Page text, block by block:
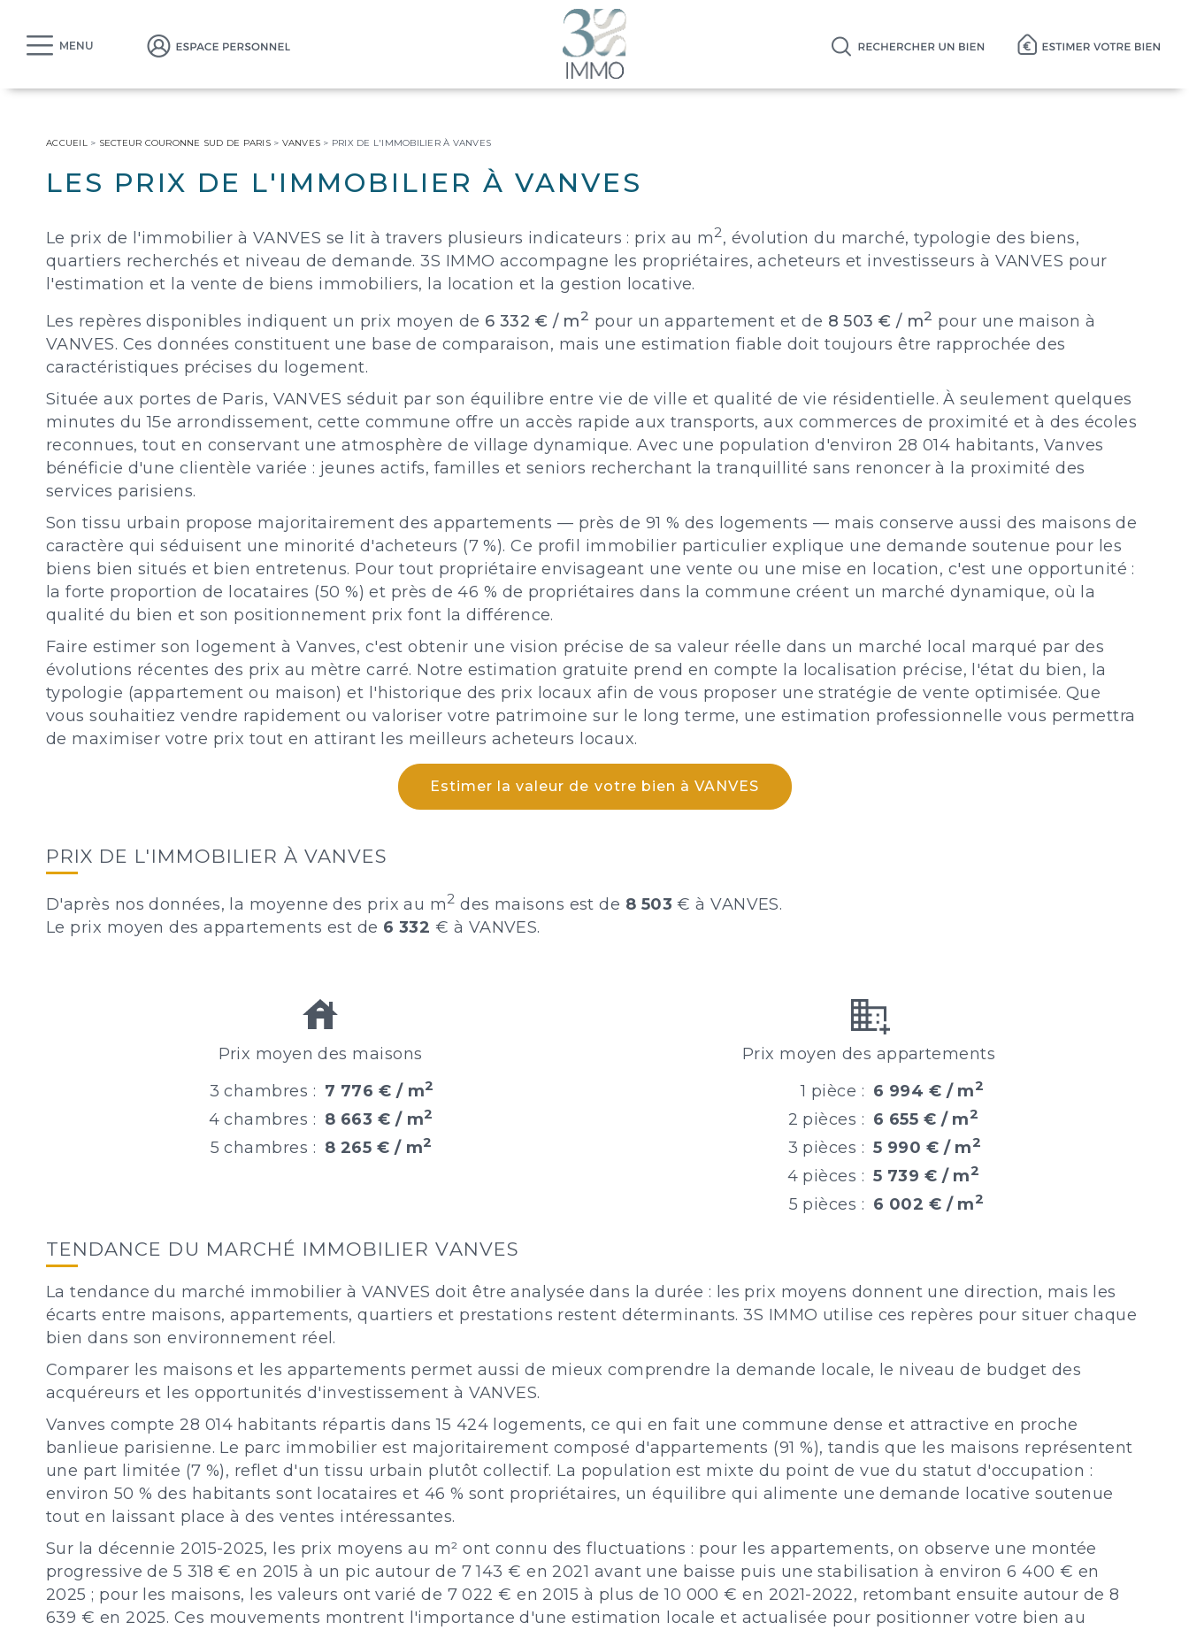
MENU
ACCUEIL> SECTEUR COURONNE SUD DE PARIS> VANVES > PRIX DE L'IMMOBILIER À VANVES
LES PRIX DE L'IMMOBILIER À VANVES
Le prix de l'immobilier à VANVES se lit à travers plusieurs indicateurs : prix au m2, évolution du marché, typologie des biens,
quartiers recherchés et niveau de demande. 3S IMMO accompagne les propriétaires, acheteurs et investisseurs à VANVES pour
l'estimation et la vente de biens immobiliers, la location et la gestion locative.
Les repères disponibles indiquent un prix moyen de 6 332 € / m2 pour un appartement et de 8 503 € / m2 pour une maison à
VANVES. Ces données constituent une base de comparaison, mais une estimation fiable doit toujours être rapprochée des
caractéristiques précises du logement.
Située aux portes de Paris, VANVES séduit par son équilibre entre vie de ville et qualité de vie résidentielle. À seulement quelques
minutes du 15e arrondissement, cette commune offre un accès rapide aux transports, aux commerces de proximité et à des écoles
reconnues, tout en conservant une atmosphère de village dynamique. Avec une population d'environ 28 014 habitants, Vanves
bénéficie d'une clientèle variée : jeunes actifs, familles et seniors recherchant la tranquillité sans renoncer à la proximité des
services parisiens.
Son tissu urbain propose majoritairement des appartements — près de 91 % des logements — mais conserve aussi des maisons de
caractère qui séduisent une minorité d'acheteurs (7 %). Ce profil immobilier particulier explique une demande soutenue pour les
biens bien situés et bien entretenus. Pour tout propriétaire envisageant une vente ou une mise en location, c'est une opportunité :
la forte proportion de locataires (50 %) et près de 46 % de propriétaires dans la commune créent un marché dynamique, où la
qualité du bien et son positionnement prix font la différence.
Faire estimer son logement à Vanves, c'est obtenir une vision précise de sa valeur réelle dans un marché local marqué par des
évolutions récentes des prix au mètre carré. Notre estimation gratuite prend en compte la localisation précise, l'état du bien, la
typologie (appartement ou maison) et l'historique des prix locaux afin de vous proposer une stratégie de vente optimisée. Que
vous souhaitiez vendre rapidement ou valoriser votre patrimoine sur le long terme, une estimation professionnelle vous permettra
de maximiser votre prix tout en attirant les meilleurs acheteurs locaux.
Estimer la valeur de votre bien à VANVES
PRIX DE L'IMMOBILIER À VANVES
D'après nos données, la moyenne des prix au m2 des maisons est de 8 503 € à VANVES.
Le prix moyen des appartements est de 6 332 € à VANVES.
Prix moyen des maisons
3 chambres : 7 776 € / m2
4 chambres : 8 663 € / m2
5 chambres : 8 265 € / m2
Prix moyen des appartements
1 pièce : 6 994 € / m2
2 pièces : 6 655 € / m2
3 pièces : 5 990 € / m2
4 pièces : 5 739 € / m2
5 pièces : 6 002 € / m2
TENDANCE DU MARCHÉ IMMOBILIER VANVES
La tendance du marché immobilier à VANVES doit être analysée dans la durée : les prix moyens donnent une direction, mais les
écarts entre maisons, appartements, quartiers et prestations restent déterminants. 3S IMMO utilise ces repères pour situer chaque
bien dans son environnement réel.
Comparer les maisons et les appartements permet aussi de mieux comprendre la demande locale, le niveau de budget des
acquéreurs et les opportunités d'investissement à VANVES.
Vanves compte 28 014 habitants répartis dans 15 424 logements, ce qui en fait une commune dense et attractive en proche
banlieue parisienne. Le parc immobilier est majoritairement composé d'appartements (91 %), tandis que les maisons représentent
une part limitée (7 %), reflet d'un tissu urbain plutôt collectif. La population est mixte du point de vue du statut d'occupation :
environ 50 % des habitants sont locataires et 46 % sont propriétaires, un équilibre qui alimente une demande locative soutenue
tout en laissant place à des ventes intéressantes.
Sur la décennie 2015-2025, les prix moyens au m² ont connu des fluctuations : pour les appartements, on observe une montée
progressive de 5 318 € en 2015 à un pic autour de 7 143 € en 2021 avant une baisse puis une stabilisation à environ 6 400 € en
2025 ; pour les maisons, les valeurs ont varié de 7 022 € en 2015 à plus de 10 000 € en 2021-2022, retombant ensuite autour de 8
639 € en 2025. Ces mouvements montrent l'importance d'une estimation locale et actualisée pour positionner votre bien au